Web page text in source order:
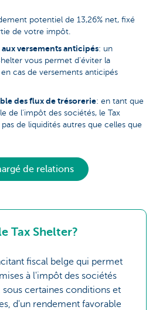
potentiel de 13,26% net, fixé
de votre impôt.
versements anticipés: un
vous permet d’éviter la
cas de versements anticipés
des flux de trésorerie: en tant que
de l'impôt des sociétés, le Tax
de liquidités autres que celles que
de relations
Tax Shelter?
fiscal belge qui permet
à l'impôt des sociétés
sous certaines conditions et
d'un rendement favorable